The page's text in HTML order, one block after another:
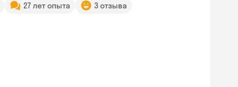
27 лет опыта 3 отзыва